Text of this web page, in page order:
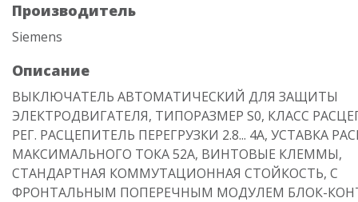
Производитель
Siemens
Описание
ВЫКЛЮЧАТЕЛЬ АВТОМАТИЧЕСКИЙ ДЛЯ ЗАЩИТЫ
ЭЛЕКТРОДВИГАТЕЛЯ, ТИПОРАЗМЕР S0, КЛАСС
РЕГ. РАСЦЕПИТЕЛЬ ПЕРЕГРУЗКИ 2.8... 4A, УСТАВКА
МАКСИМАЛЬНОГО ТОКА 52A, ВИНТОВЫЕ КЛЕММЫ,
СТАНДАРТНАЯ КОММУТАЦИОННАЯ СТОЙКОСТЬ, С
ФРОНТАЛЬНЫМ ПОПЕРЕЧНЫМ МОДУЛЕМ БЛОК-